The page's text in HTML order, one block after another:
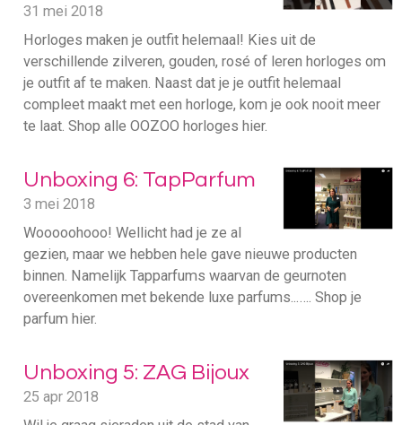
31 mei 2018
Horloges maken je outfit helemaal! Kies uit de
verschillende zilveren, gouden, rosé of leren horloges om
je outfit af te maken. Naast dat je je outfit helemaal
compleet maakt met een horloge, kom je ook nooit meer
te laat. Shop alle OOZOO horloges hier.
Unboxing 6: TapParfum
3 mei 2018
Wooooohooo! Wellicht had je ze al
gezien, maar we hebben hele gave nieuwe producten
binnen. Namelijk Tapparfums waarvan de geurnoten
overeenkomen met bekende luxe parfums...…. Shop je
parfum hier.
Unboxing 5: ZAG Bijoux
25 apr 2018